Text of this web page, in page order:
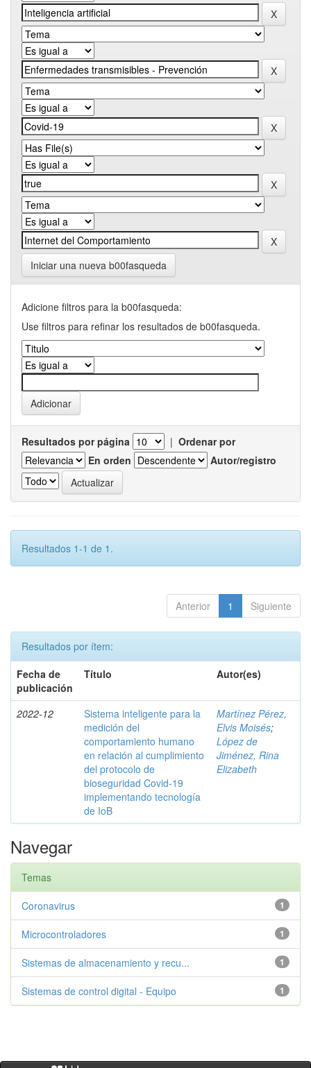
Iniciar una nueva b00fasqueda
Adicione filtros para la b00fasqueda:
Use filtros para refinar los resultados de b00fasqueda.
Resultados por página | Ordenar por
En orden
Autor/registro
Resultados 1-1 de 1.
Anterior 1 Siguiente
Resultados por ítem:
Fecha de
publicación
Título Autor(es)
2022-12
Sistema inteligente para la
medición del
comportamiento humano
en relación al cumplimiento
del protocolo de
bioseguridad Covid-19
implementando tecnología
de IoB
Martínez Pérez,
Elvis Moisés;
López de
Jiménez, Rina
Elizabeth
Navegar
Temas
1
Coronavirus
1
Microcontroladores
1
Sistemas de almacenamiento y recu...
1
Sistemas de control digital - Equipo